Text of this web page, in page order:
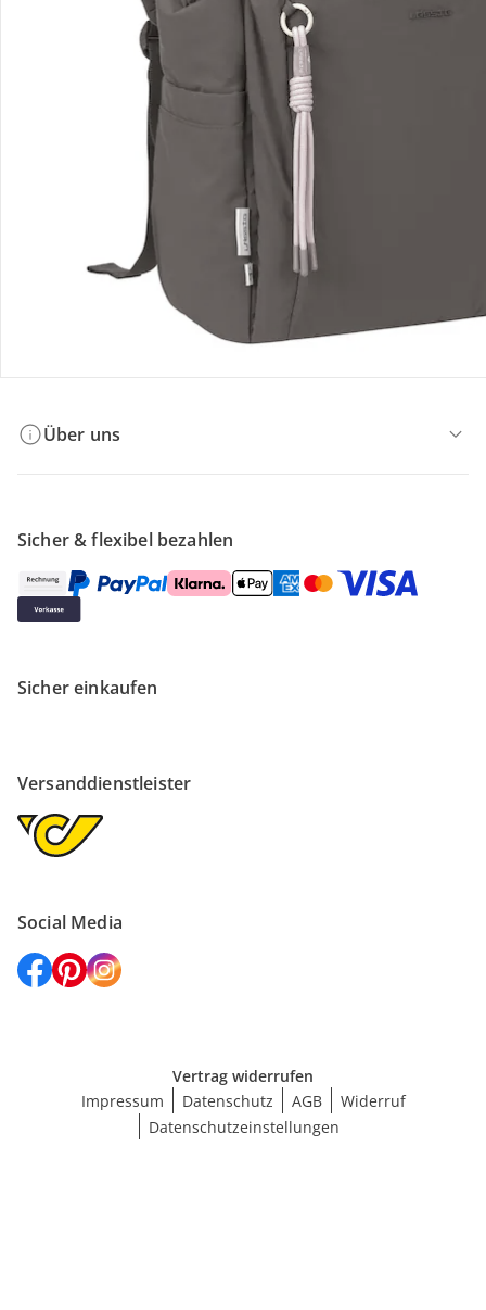
Bestellung & Lieferung
Retoure & Reklamation
Gutscheine & Aktionen
Kontakt & Service
Über uns
Sicher & flexibel bezahlen
Sicher einkaufen
Versanddienstleister
Social Media
Vertrag widerrufen
Impressum
Datenschutz AGB
Widerruf
Datenschutzeinstellungen